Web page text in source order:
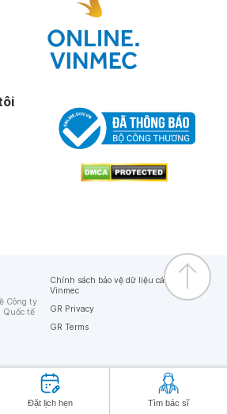
Đặt lịch hẹn Tìm bác sĩ
Công ty
Quốc tế
Chính sách bảo vệ dữ liệu cá nhân của
Vinmec
GR Privacy
GR Terms